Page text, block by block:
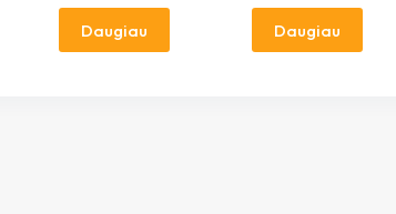
Daugiau Daugiau